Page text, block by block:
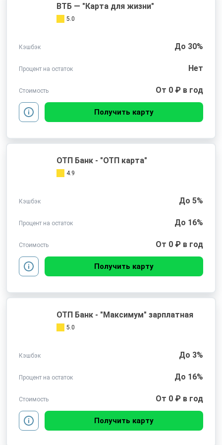
ВТБ — "Карта для жизни"
5.0
Кэшбэк До 30%
Процент на остаток Нет
Стоимость От 0 ₽ в год
Получить карту
ОТП Банк - "ОТП карта"
4.9
Кэшбэк До 5%
Процент на остаток До 16%
Стоимость От 0 ₽ в год
Получить карту
ОТП Банк - "Максимум" зарплатная
5.0
Кэшбэк До 3%
Процент на остаток До 16%
Стоимость От 0 ₽ в год
Получить карту